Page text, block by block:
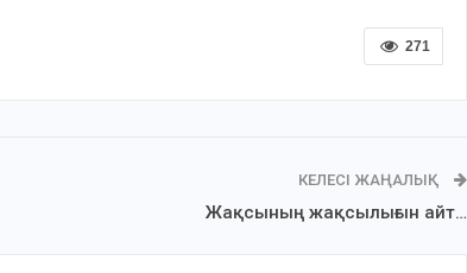
271
КЕЛЕСІ ЖАҢАЛЫҚ
Жақсының жақсылығын айт…